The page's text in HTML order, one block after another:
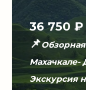
36 750 ₽
📌
Махачкале-
Экскурсия